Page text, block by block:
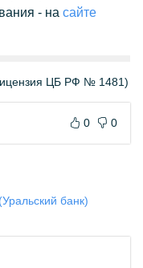
- на сайте
ЦБ РФ № 1481)
0 0
банк)